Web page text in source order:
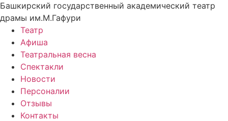
Башкирский государственный академический театр
драмы им.М.Гафури
Театр
Афиша
Театральная весна
Спектакли
Новости
Персоналии
Отзывы
Контакты